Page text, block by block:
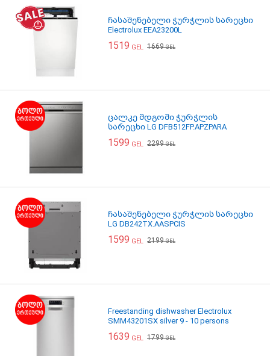
ჩასაშენებელი ჭურჭლის სარეცხი
Electrolux EEA23200L
1519 GEL 1669GEL
ცალკე მდგომი ჭურჭლის
სარეცხი LG DFB512FP.APZPARA
1599 GEL 2299GEL
ჩასაშენებელი ჭურჭლის სარეცხი
LG DB242TX.AASPCIS
1599 GEL 2199GEL
Freestanding dishwasher Electrolux
SMM43201SX silver 9 - 10 persons
1639 GEL 1799GEL